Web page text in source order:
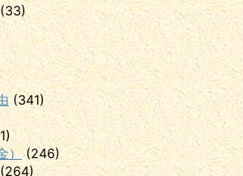
(33)
(341)
(246)
(264)